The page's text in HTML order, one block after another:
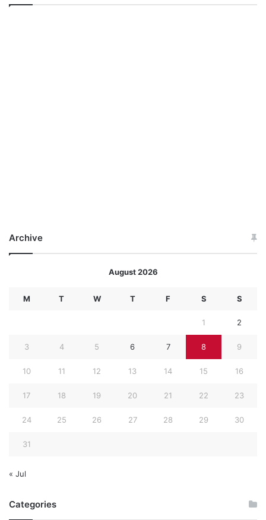
Archive
August 2026
M T W T F S S
1 2
3 4 5 6 7 8 9
10 11 12 13 14 15 16
17 18 19 20 21 22 23
24 25 26 27 28 29 30
31
« Jul
Categories